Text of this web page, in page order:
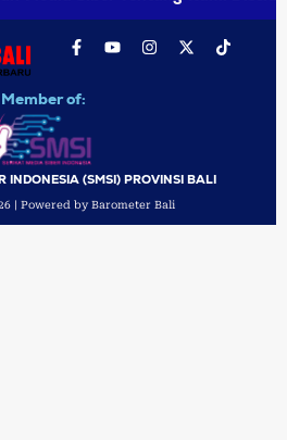
Member of:
INDONESIA (SMSI) PROVINSI BALI
| Powered by Barometer Bali